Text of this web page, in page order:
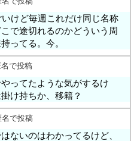
けど毎週これだけ同じ名称
で途切れるのかどういう周
ってる。今。
名で投稿
ってたような気がするけ
け持ちか、移籍？
名で投稿
ないのはわかってるけど、